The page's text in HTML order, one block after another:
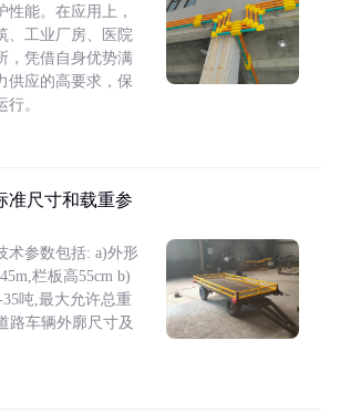
性能。在应用上，
、工业厂房、医院
，凭借自身优势满
供应的高要求，保
。
准尺寸和载重参
术参数包括: a)外形
栏板高55cm b)
吨,最大允许总重
路车辆外廓尺寸及